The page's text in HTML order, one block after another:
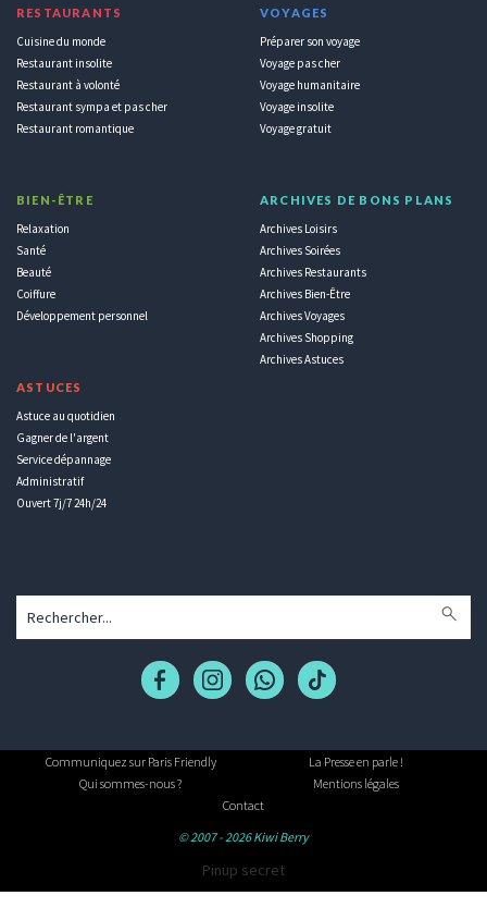
RESTAURANTS
Cuisine du monde
Restaurant insolite
Restaurant à volonté
Restaurant sympa et pas cher
Restaurant romantique
BIEN-ÊTRE
Relaxation
Santé
Beauté
Coiffure
Développement personnel
ASTUCES
Astuce au quotidien
Gagner de l'argent
Service dépannage
Administratif
Ouvert 7j/7 24h/24
VOYAGES
Préparer son voyage
Voyage pas cher
Voyage humanitaire
Voyage insolite
Voyage gratuit
ARCHIVES DE BONS PLANS
Archives Loisirs
Archives Soirées
Archives Restaurants
Archives Bien-Être
Archives Voyages
Archives Shopping
Archives Astuces
Communiquez sur Paris Friendly
La Presse en parle !
Qui sommes-nous ?
Mentions légales
Contact
© 2007 - 2026 Kiwi Berry
Pinup secret